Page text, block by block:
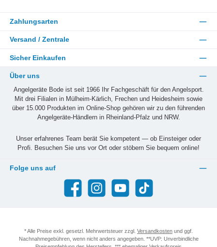
Zahlungsarten
Versand / Zentrale
Sicher Einkaufen
Über uns
Angelgeräte Bode ist seit 1966 Ihr Fachgeschäft für den Angelsport.
Mit drei Filialen in Mülheim-Kärlich, Frechen und Heidesheim sowie
über 15.000 Produkten im Online-Shop gehören wir zu den führenden
Angelgeräte-Händlern in Rheinland-Pfalz und NRW.
Unser erfahrenes Team berät Sie kompetent — ob Einsteiger oder
Profi. Besuchen Sie uns vor Ort oder stöbern Sie bequem online!
Folge uns auf
Facebook Instagram YouTube TikTok
* Alle Preise exkl. gesetzl. Mehrwertsteuer zzgl. Versandkosten und ggf.
Nachnahmegebühren, wenn nicht anders angegeben. **UVP: Unverbindliche